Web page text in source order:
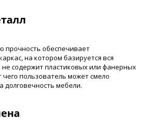
прочность обеспечивает
на котором базируется вся
не содержит пластиковых или фанерных
чего пользователь может смело
долговечность мебели.